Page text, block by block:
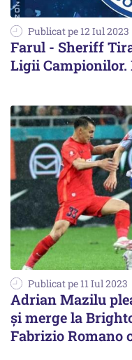
Publicat pe 12 Iul 2023
Farul - Sheriff
Ligii Campionilor.
Publicat pe 11 Iul 2023
Adrian Mazilu
şi merge la
Fabrizio